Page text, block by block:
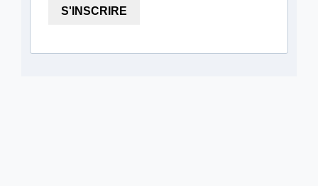
S'INSCRIRE